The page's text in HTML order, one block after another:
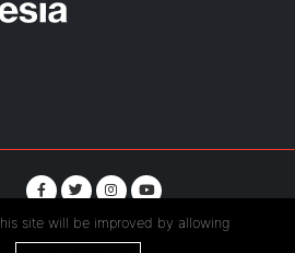
Hutama Karya All Rights Reserved.
site will be improved by allowing